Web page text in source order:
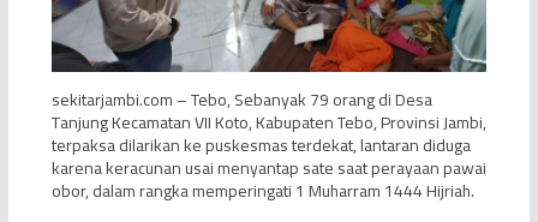
sekitarjambi.com – Tebo, Sebanyak 79 orang di Desa
Tanjung Kecamatan VII Koto, Kabupaten Tebo, Provinsi Jambi,
terpaksa dilarikan ke puskesmas terdekat, lantaran diduga
karena keracunan usai menyantap sate saat perayaan pawai
obor, dalam rangka memperingati 1 Muharram 1444 Hijriah.